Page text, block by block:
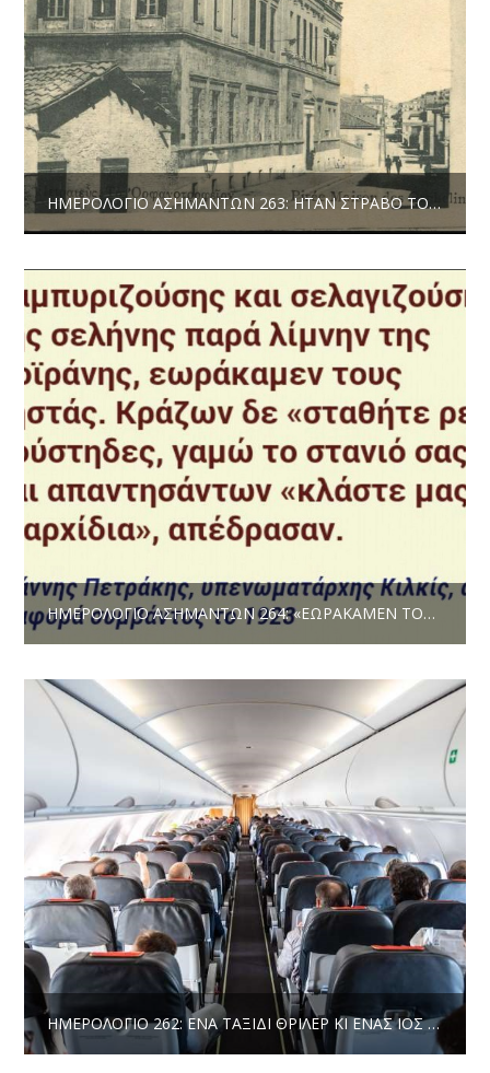
ΗΜΕΡΟΛΌΓΙΟ ΑΣΗΜΆΝΤΩΝ 263: ΉΤΑΝ ΣΤΡΑΒΌ ΤΟ ΚΛΉΜΑ ΤO ’ΦΑΓΕ ΚΑΙ Ο ΙΌΣ / Η ΧΟΛΈΡΑ ΣΤΟΝ ΠΕΙΡΑΙΆ (1854) | ΔΗΜΉΤΡΗΣ ΤΖΟΥΜΆΚΑΣ
ΗΜΕΡΟΛΌΓΙΟ ΑΣΗΜΆΝΤΩΝ 264: «ΕΩΡΆΚΑΜΕΝ ΤΟΥΣ ΛΗΣΤΆΣ» | ΔΗΜΉΤΡΗΣ ΤΖΟΥΜΆΚΑΣ
ΗΜΕΡΟΛΌΓΙΟ 262: ΈΝΑ ΤΑΞΊΔΙ ΘΡΊΛΕΡ ΚΙ ΈΝΑΣ ΙΌΣ ΑΠΌ ΠΊΣΩ | ΔΗΜΉΤΡΗΣ ΤΖΟΥΜΆΚΑΣ